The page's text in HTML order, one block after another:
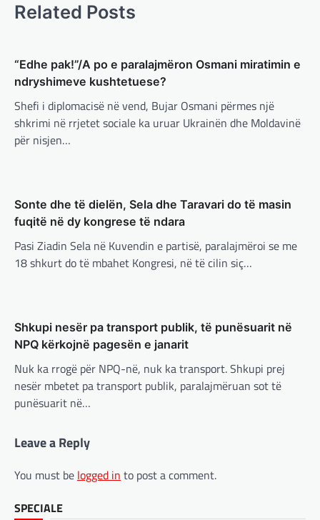
Related Posts
“Edhe pak!”/A po e paralajmëron Osmani miratimin e
ndryshimeve kushtetuese?
Shefi i diplomacisë në vend, Bujar Osmani përmes një
shkrimi në rrjetet sociale ka uruar Ukrainën dhe Moldavinë
për nisjen…
Sonte dhe të dielën, Sela dhe Taravari do të masin
fuqitë në dy kongrese të ndara
Pasi Ziadin Sela në Kuvendin e partisë, paralajmëroi se me
18 shkurt do të mbahet Kongresi, në të cilin siç…
Shkupi nesër pa transport publik, të punësuarit në
NPQ kërkojnë pagesën e janarit
Nuk ka rrogë për NPQ-në, nuk ka transport. Shkupi prej
nesër mbetet pa transport publik, paralajmëruan sot të
punësuarit në…
Leave a Reply
You must be logged in to post a comment.
SPECIALE
SPECIALE
palestinez
adminadmin
Presidenti turk, Recep Tayyip Erdogan, ka
deklaruar se siguria e Evropës pa Turqinë
është e paimagjinueshme. “Turqia e
Konkurrenti francez i Starlink pa
aksionet e tij të trefishohen në
vlerë pasi Trump ndaloi ndihmën
për Ukrainën
të fundit mes shqetësimeve se qasja…
BOTA,LAJME,MË TË FUNDIT
RAJONI,SPECIALE
Gjermani, ekspertët sugjerojnë
nuk pret. CDU/CSU dhe SPD po vazhdojnë…
BOTA,FUN,KULTURË,LAJME,MË TË FUNDIT
për t’u lavdëruar
adminadmin March 5, 2025
Suksesi i aplikacionit DeepSeek është një
shembull i rritjes së kompanive kineze të
inteligjencës artificiale (AI). Përparimi i
Rend i ri, kërcënimet e Trump e